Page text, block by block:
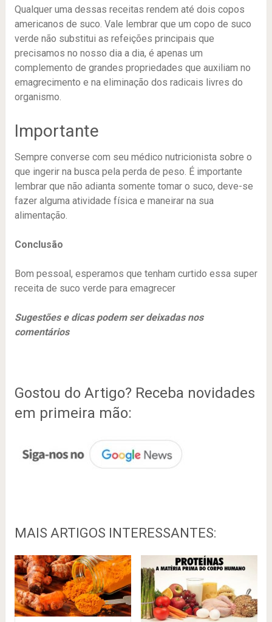
Qualquer uma dessas receitas rendem até dois copos
americanos de suco. Vale lembrar que um copo de suco
verde não substitui as refeições principais que
precisamos no nosso dia a dia, é apenas um
complemento de grandes propriedades que auxiliam no
emagrecimento e na eliminação dos radicais livres do
organismo.
Importante
Sempre converse com seu médico nutricionista sobre o
que ingerir na busca pela perda de peso. É importante
lembrar que não adianta somente tomar o suco, deve-se
fazer alguma atividade física e maneirar na sua
alimentação.
Conclusão
Bom pessoal, esperamos que tenham curtido essa super
receita de suco verde para emagrecer
Sugestões e dicas podem ser deixadas nos
comentários
Gostou do Artigo? Receba novidades
em primeira mão:
MAIS ARTIGOS INTERESSANTES: